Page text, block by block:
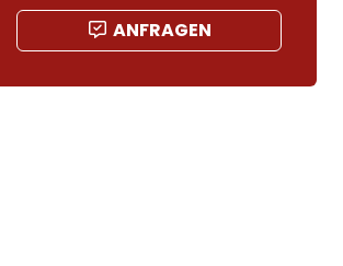
ANFRAGEN